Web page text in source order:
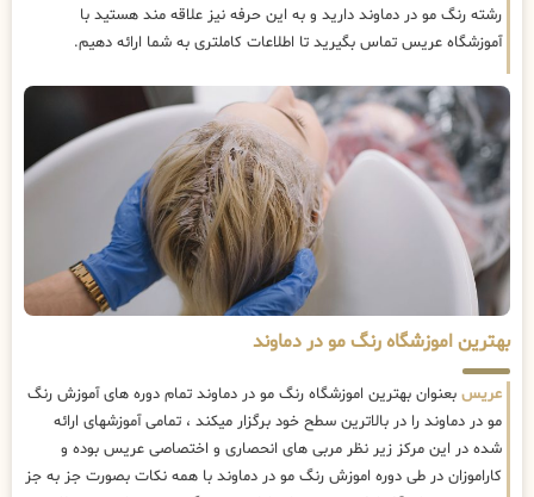
رشته رنگ مو در دماوند دارید و به این حرفه نیز علاقه مند هستید با
آموزشگاه عریس تماس بگیرید تا اطلاعات کاملتری به شما ارائه دهیم.
بهترین اموزشگاه رنگ مو در دماوند
عریس بعنوان بهترین اموزشگاه رنگ مو در دماوند تمام دوره های آموزش رنگ
مو در دماوند را در بالاترین سطح خود برگزار میکند ، تمامی آموزشهای ارائه
شده در این مرکز زیر نظر مربی های انحصاری و اختصاصی عریس بوده و
کاراموزان در طی دوره اموزش رنگ مو در دماوند با همه نکات بصورت جز به جز